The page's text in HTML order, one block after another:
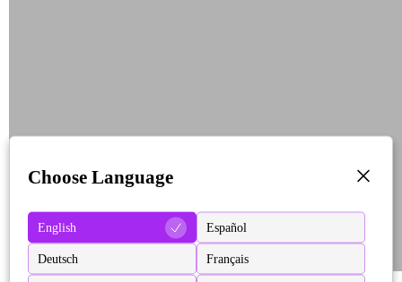
Choose Language
English Español
Deutsch Français